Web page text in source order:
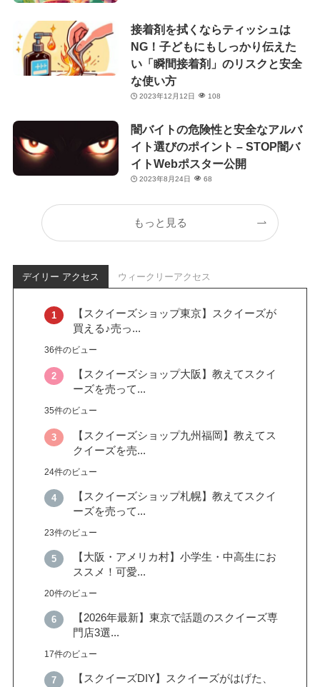
接着剤を拭くならティッシュは
NG！子どもにもしっかり伝えた
い「瞬間接着剤」のリスクと安全
な使い方
2023年12月12日 108
闇バイトの危険性と安全なアルバ
イト選びのポイント – STOP闇バ
イトWebポスター公開
2023年8月24日 68
もっと見る
デイリー アクセス ウィークリーアクセス
【スクイーズショップ東京】スクイーズが
買える♪売っ...
36件のビュー
【スクイーズショップ大阪】教えてスクイ
ーズを売って...
35件のビュー
【スクイーズショップ九州福岡】教えてス
クイーズを売...
24件のビュー
【スクイーズショップ札幌】教えてスクイ
ーズを売って...
23件のビュー
【大阪・アメリカ村】小学生・中高生にお
ススメ！可愛...
20件のビュー
【2026年最新】東京で話題のスクイーズ専
門店3選...
17件のビュー
【スクイーズDIY】スクイーズがはげた、